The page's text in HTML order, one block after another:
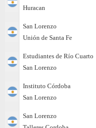
Huracan
San Lorenzo
Unión de Santa Fe
Estudiantes de Río Cuarto
San Lorenzo
Instituto Córdoba
San Lorenzo
San Lorenzo